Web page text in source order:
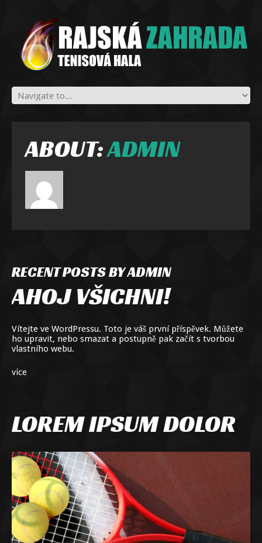
ABOUT:ADMIN
RECENT POSTS BY ADMIN
AHOJ VŠICHNI!
Vítejte ve WordPressu. Toto je váš první příspěvek. Můžete
ho upravit, nebo smazat a postupně pak začít s tvorbou
vlastního webu.
více
LOREM IPSUM DOLOR